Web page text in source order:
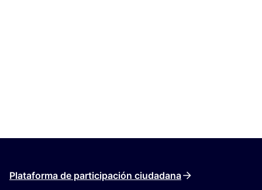
Plataforma de participación ciudadana